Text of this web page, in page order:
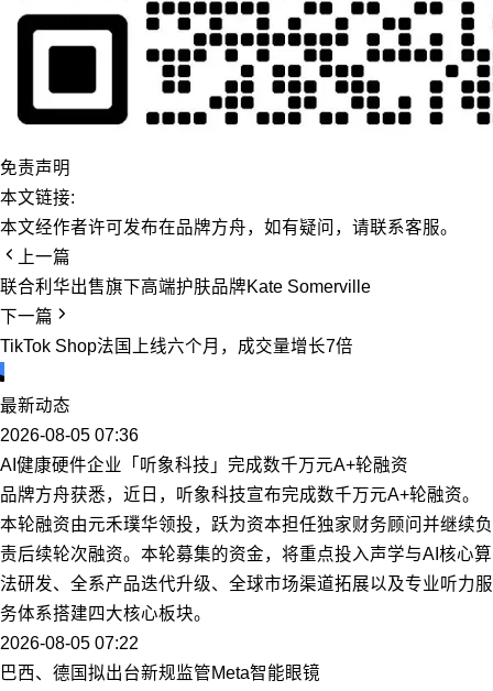
免责声明
本文链接:
本文经作者许可发布在品牌方舟，如有疑问，请联系客服。
上一篇
联合利华出售旗下高端护肤品牌Kate Somerville
下一篇
TikTok Shop法国上线六个月，成交量增长7倍
最新动态
2026-08-05 07:36
AI健康硬件企业「听象科技」完成数千万元A+轮融资
品牌方舟获悉，近日，听象科技宣布完成数千万元A+轮融资。
本轮融资由元禾璞华领投，跃为资本担任独家财务顾问并继续负
责后续轮次融资。本轮募集的资金，将重点投入声学与AI核心算
法研发、全系产品迭代升级、全球市场渠道拓展以及专业听力服
务体系搭建四大核心板块。
2026-08-05 07:22
巴西、德国拟出台新规监管Meta智能眼镜